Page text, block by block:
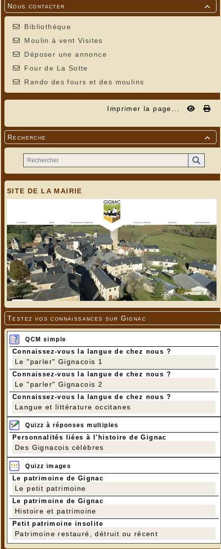

Nous contacter
Bibliothèque
Moulin à vent Visites
Déposer une annonce
Four de La Sotte
Rando des fours et des moulins
Imprimer la page...

Recherche
SITE DE LA MAIRIE
Testez vos connaissances sur Gignac
QCM simple
Connaissez-vous la langue de chez nous ?
Le "parler" Gignacois 1
Connaissez-vous la langue de chez nous ?
Le "parler" Gignacois 2
Connaissez-vous la langue de chez nous ?
Langue et littérature occitanes
Quizz à réponses multiples
Personnalités liées à l'histoire de Gignac
Des Gignacois célèbres
Quizz images
Le patrimoine de Gignac
Le petit patrimoine
Le patrimoine de Gignac
Histoire et patrimoine
Petit patrimoine insolite
Patrimoine restauré, détruit ou récent